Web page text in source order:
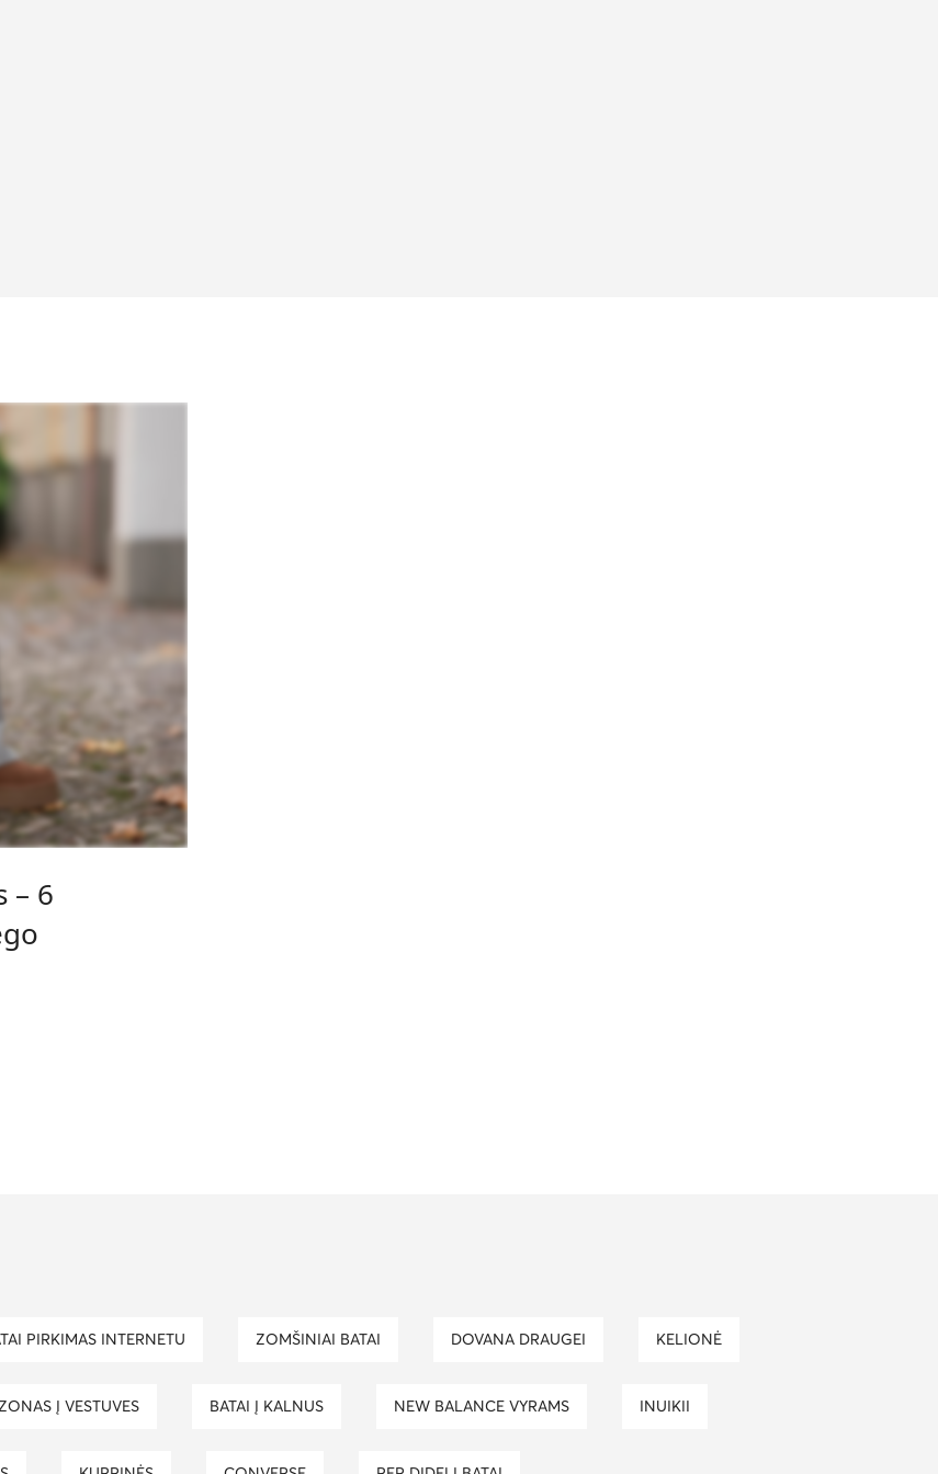
– 6
PIRKIMAS INTERNETU ZOMŠINIAI BATAI DOVANA DRAUGEI KELIONĖ
Į VESTUVES BATAI Į KALNUS NEW BALANCE VYRAMS INUIKII